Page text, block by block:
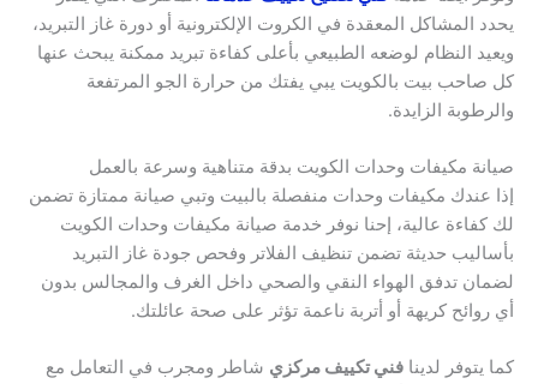
يحدد المشاكل المعقدة في الكروت الإلكترونية أو دورة غاز التبريد،
ويعيد النظام لوضعه الطبيعي بأعلى كفاءة تبريد ممكنة يبحث عنها
كل صاحب بيت بالكويت يبي يفتك من حرارة الجو المرتفعة
والرطوبة الزايدة.
صيانة مكيفات وحدات الكويت بدقة متناهية وسرعة بالعمل
إذا عندك مكيفات وحدات منفصلة بالبيت وتبي صيانة ممتازة تضمن
لك كفاءة عالية، إحنا نوفر خدمة صيانة مكيفات وحدات الكويت
بأساليب حديثة تضمن تنظيف الفلاتر وفحص جودة غاز التبريد
لضمان تدفق الهواء النقي والصحي داخل الغرف والمجالس بدون
أي روائح كريهة أو أتربة ناعمة تؤثر على صحة عائلتك.
كما يتوفر لدينا فني تكييف مركزي شاطر ومجرب في التعامل مع